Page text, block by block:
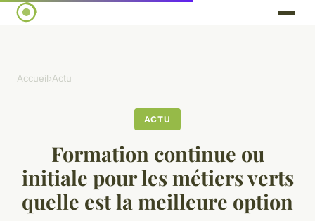
Accueil›Actu
ACTU
Formation continue ou
initiale pour les métiers verts
quelle est la meilleure option